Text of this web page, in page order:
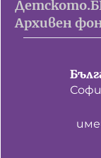
Архивен